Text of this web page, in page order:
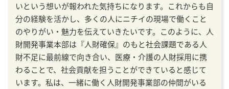
いという想いが報われた気持ちになります。これからも自
分の経験を活かし、多くの人にニチイの現場で働くこと
のやりがい・魅力を伝えていきたいです。このように、人
財開発事業本部は『人財確保』のもと社会課題である人
財不足に最前線で向き合い、医療・介護の人財採用に携
わることで、社会貢献を担うことができていると感じて
います。私は、一緒に働く人財開発事業部の仲間がいる